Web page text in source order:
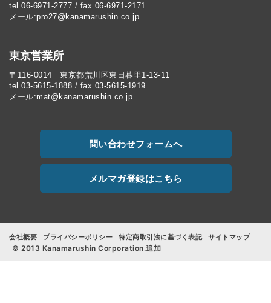
tel.06-6971-2777 / fax.06-6971-2171
メール:pro27@kanamarushin.co.jp​
東京営業所
〒116-0014 東京都荒川区東日暮里1-13-11
tel.03-5615-1888 / fax.03-5615-1919
メール:mat@kanamarushin.co.jp
問い合わせフォームへ
メルマガ登録はこちら
会社概要 プライバシーポリシー 特定商取引法に基づく表記 サイトマップ
© 2013 Kanamarushin Corporation.追加